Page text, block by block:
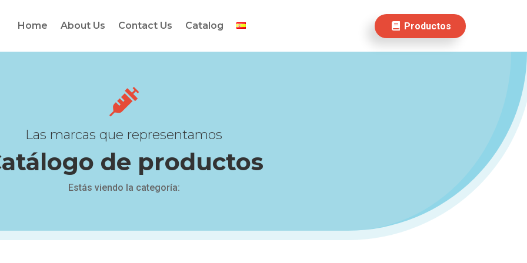
Home About Us Contact Us Catalog Productos

Las marcas que representamos
de productos
Estás viendo la categoría: